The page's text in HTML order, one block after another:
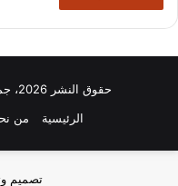
حقوق النشر 2026، جميع الحقوق محفوظة © نبأ مصر
الرئيسية
من
تصميم